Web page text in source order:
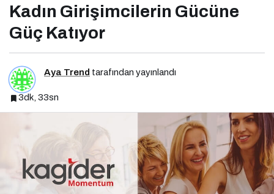
Kadın Girişimcilerin Gücüne
Güç Katıyor
Aya Trend tarafından yayınlandı
3dk, 33sn